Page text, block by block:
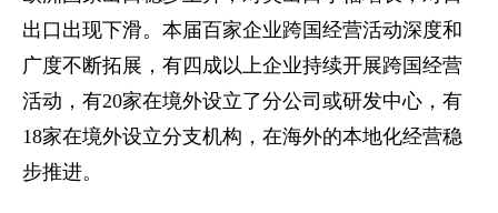
出口出现下滑。本届百家企业跨国经营活动深度和
广度不断拓展，有四成以上企业持续开展跨国经营
活动，有20家在境外设立了分公司或研发中心，有
18家在境外设立分支机构，在海外的本地化经营稳
步推进。